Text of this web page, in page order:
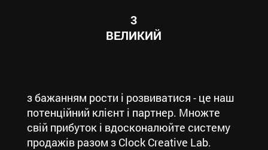
3
ВЕЛИКИЙ
з бажанням рости і розвиватися - це наш
потенційний клієнт і партнер. Множте
свій прибуток і вдосконалюйте систему
продажів разом з Clock Creative Lab.